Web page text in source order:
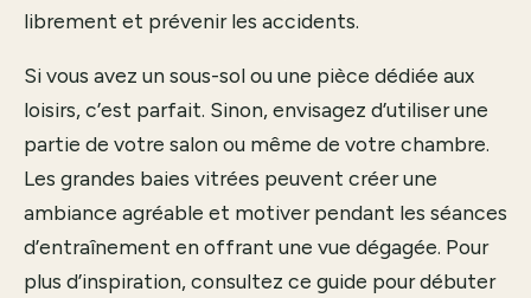
librement et prévenir les accidents.
Si vous avez un sous-sol ou une pièce dédiée aux
loisirs, c’est parfait. Sinon, envisagez d’utiliser une
partie de votre salon ou même de votre chambre.
Les grandes baies vitrées peuvent créer une
ambiance agréable et motiver pendant les séances
d’entraînement en offrant une vue dégagée. Pour
plus d’inspiration, consultez ce guide pourdébuter